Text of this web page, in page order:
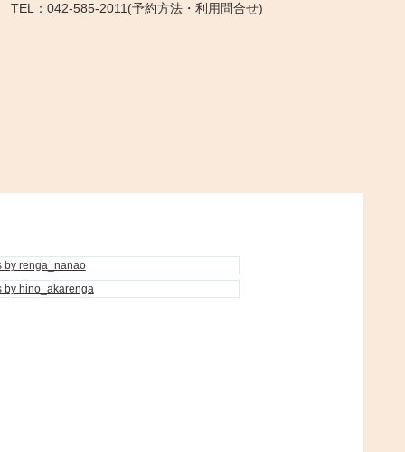
：042-585-2011(予約方法・利用問合せ)
by renga_nanao
by hino_akarenga